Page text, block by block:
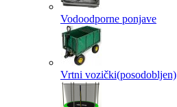
Vodoodporne ponjave
Vrtni vozički(posodobljen)